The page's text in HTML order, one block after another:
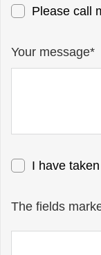
Please call
Your message*
I have
The fields